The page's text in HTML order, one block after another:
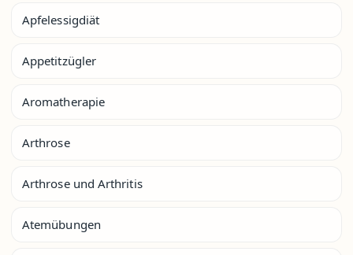
Apfelessigdiät
Appetitzügler
Aromatherapie
Arthrose
Arthrose und Arthritis
Atemübungen